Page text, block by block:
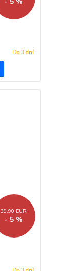
Do 3 dní
39,90 EUR
- 5 %